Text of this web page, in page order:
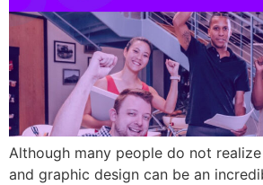
Although many people do not
and graphic design can be an